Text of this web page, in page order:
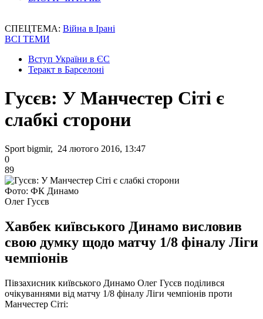
СПЕЦТЕМА: Війна в Ірані
ВСІ ТЕМИ
Вступ України в ЄС
Теракт в Барселоні
Гусєв: У Манчестер Сіті є
слабкі сторони
Sport bigmir, 24 лютого 2016, 13:47
0
89
Фото: ФК Динамо
Олег Гусєв
Хавбек київського Динамо висловив
свою думку щодо матчу 1/8 фіналу Ліги
чемпіонів
Півзахисник київського Динамо Олег Гусєв поділився
очікуваннями від матчу 1/8 фіналу Ліги чемпіонів проти
Манчестер Сіті: